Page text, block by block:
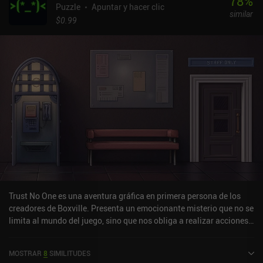
Puzzle
Apuntar y hacer clic
$0.99
similar
Trust No One es una aventura gráfica en primera persona de los
creadores de Boxville. Presenta un emocionante misterio que no se
limita al mundo del juego, sino que nos obliga a realizar acciones
parecer, este individuo se ha enterado de cierta información
MOSTRAR 8 SIMILITUDES